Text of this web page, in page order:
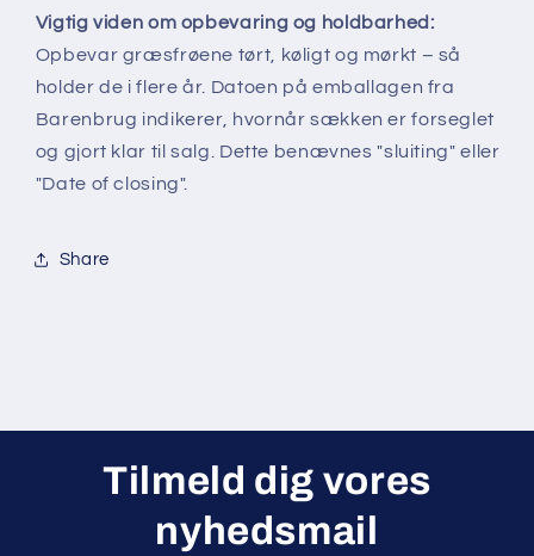
Vigtig viden om opbevaring og holdbarhed:
Opbevar græsfrøene tørt, køligt og mørkt – så
holder de i flere år. Datoen på emballagen fra
Barenbrug indikerer, hvornår sækken er forseglet
og gjort klar til salg. Dette benævnes "sluiting" eller
"Date of closing".
Share
Tilmeld dig vores
nyhedsmail